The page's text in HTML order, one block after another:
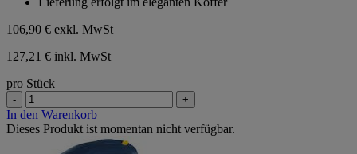
106,90 € exkl. MwSt
127,21 € inkl. MwSt
pro Stück
- +
In den Warenkorb
Dieses Produkt ist momentan nicht verfügbar.